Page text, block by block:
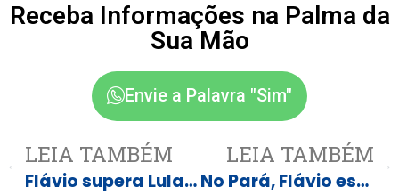
Receba Informações na Palma da
Sua Mão
Envie a Palavra "Sim"
LEIA TAMBÉM
Flávio supera Lula já no primeiro turno em Mato Grosso
LEIA TAMBÉM
No Pará, Flávio está na frente de Lula em 1º e 2º turnos